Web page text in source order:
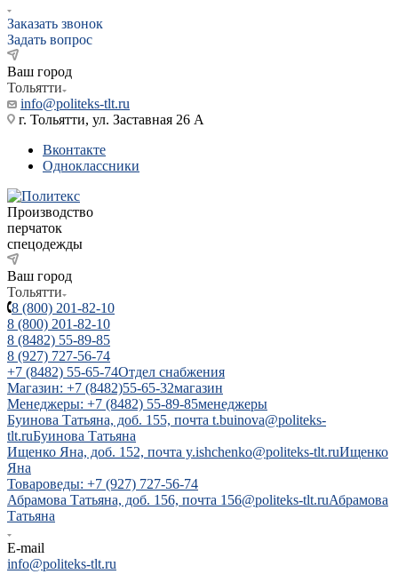
Заказать звонок
Задать вопрос
Ваш город
Тольятти
info@politeks-tlt.ru
г. Тольятти, ул. Заставная 26 А
Вконтакте
Одноклассники
Производство
перчаток
спецодежды
Ваш город
Тольятти
8 (800) 201-82-10
8 (800) 201-82-10
8 (8482) 55-89-85
8 (927) 727-56-74
+7 (8482) 55-65-74Отдел снабжения
Магазин: +7 (8482)55-65-32магазин
Менеджеры: +7 (8482) 55-89-85менеджеры
Буинова Татьяна, доб. 155, почта t.buinova@politeks-
tlt.ruБуинова Татьяна
Ищенко Яна, доб. 152, почта y.ishchenko@politeks-tlt.ruИщенко
Яна
Товароведы: +7 (927) 727-56-74
Абрамова Татьяна, доб. 156, почта 156@politeks-tlt.ruАбрамова
Татьяна
E-mail
info@politeks-tlt.ru